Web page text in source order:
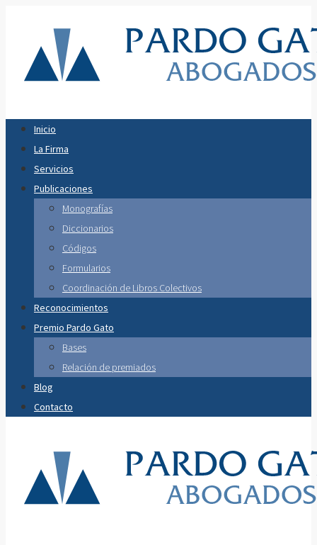
Inicio
La Firma
Servicios
Publicaciones
Monografías
Diccionarios
Códigos
Formularios
Coordinación de Libros Colectivos
Reconocimientos
Premio Pardo Gato
Bases
Relación de premiados
Blog
Contacto